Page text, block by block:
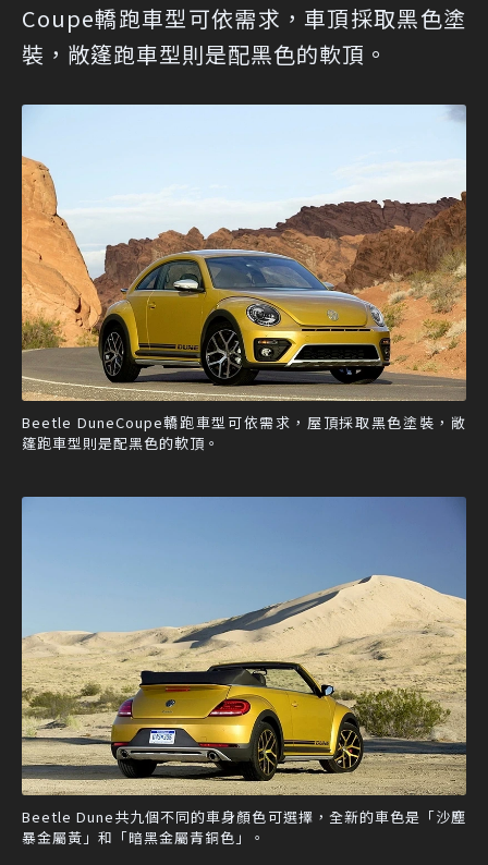
Coupe轎跑車型可依需求，車頂採取黑色塗
裝，敞篷跑車型則是配黑色的軟頂。
Beetle DuneCoupe轎跑車型可依需求，屋頂採取黑色塗裝，敞
篷跑車型則是配黑色的軟頂。
Beetle Dune共九個不同的車身顏色可選擇，全新的車色是「沙塵
暴金屬黃」和「暗黑金屬青銅色」。